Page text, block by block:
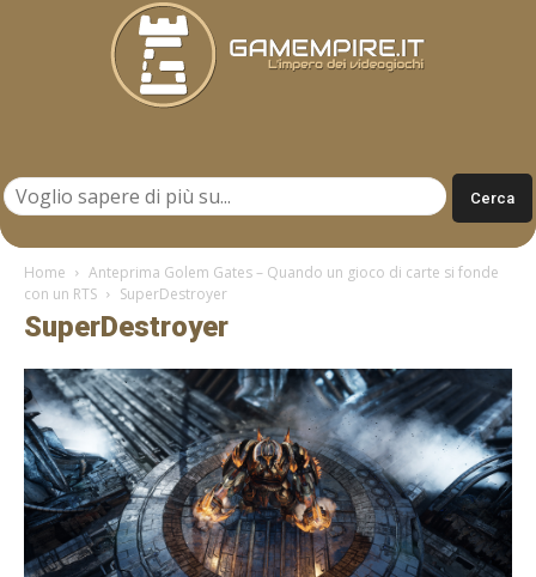
Home
Anteprima Golem Gates – Quando un gioco di carte si fonde
con un RTS
SuperDestroyer
SuperDestroyer